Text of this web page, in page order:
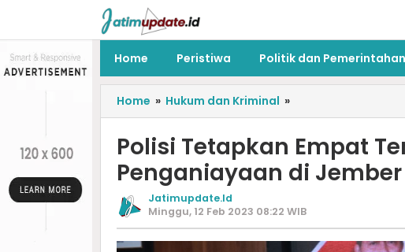
Home Peristiwa Politik dan Pemerintahan
Home » Hukum dan Kriminal »
Polisi Tetapkan Empat
Penganiayaan di Jember
Jatimupdate.id
Minggu, 12 Feb 2023 08:22 WIB